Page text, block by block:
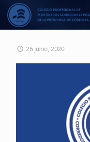
26 junio, 2020